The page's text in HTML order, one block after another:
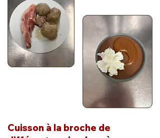
Cuisson à la broche de